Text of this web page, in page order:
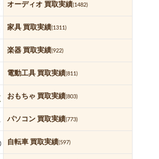
オーディオ 買取実績(1482)
家具 買取実績(1311)
楽器 買取実績(922)
電動工具 買取実績(811)
おもちゃ 買取実績(803)
パソコン 買取実績(773)
自転車 買取実績(597)